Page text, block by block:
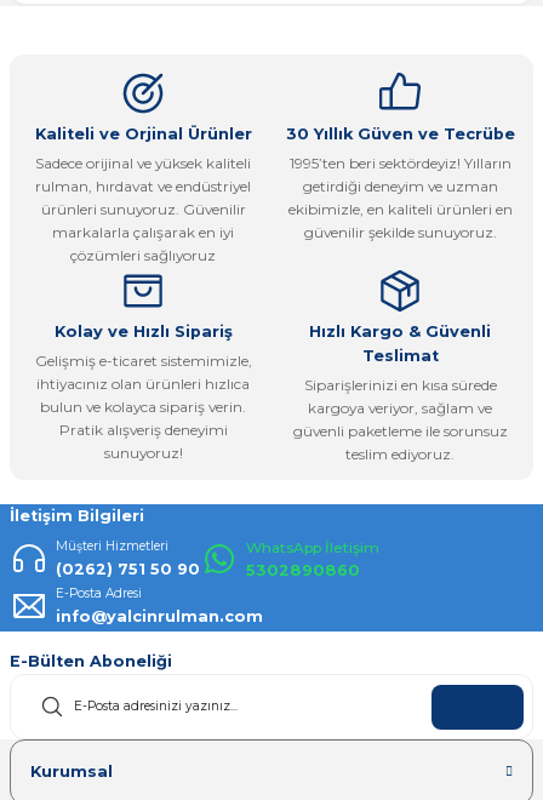
Görüş ve önerileriniz için teşekkür ederiz.
Ürün resmi kalitesiz, bozuk veya görüntülenemiyor.
Ürün açıklamasında eksik bilgiler bulunuyor.
Ürün bilgilerinde hatalar bulunuyor.
Ürün fiyatı diğer sitelerden daha pahalı.
Bu ürüne benzer farklı alternatifler olmalı.
Gönder
Kaliteli ve Orjinal Ürünler
Sadece orijinal ve yüksek kaliteli
rulman, hırdavat ve endüstriyel
ürünleri sunuyoruz. Güvenilir
markalarla çalışarak en iyi
çözümleri sağlıyoruz
30 Yıllık Güven ve Tecrübe
1995’ten beri sektördeyiz! Yılların
getirdiği deneyim ve uzman
ekibimizle, en kaliteli ürünleri en
güvenilir şekilde sunuyoruz.
Kolay ve Hızlı Sipariş
Gelişmiş e-ticaret sistemimizle,
ihtiyacınız olan ürünleri hızlıca
bulun ve kolayca sipariş verin.
Pratik alışveriş deneyimi
sunuyoruz!
Hızlı Kargo & Güvenli
Teslimat
Siparişlerinizi en kısa sürede
kargoya veriyor, sağlam ve
güvenli paketleme ile sorunsuz
teslim ediyoruz.
İletişim Bilgileri
Müşteri Hizmetleri
(0262) 751 50 90
WhatsApp İletişim
5302890860
E-Posta Adresi
info@yalcinrulman.com
E-Bülten Aboneliği
Kurumsal